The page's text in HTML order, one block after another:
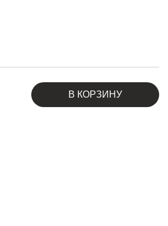
В КОРЗИНУ